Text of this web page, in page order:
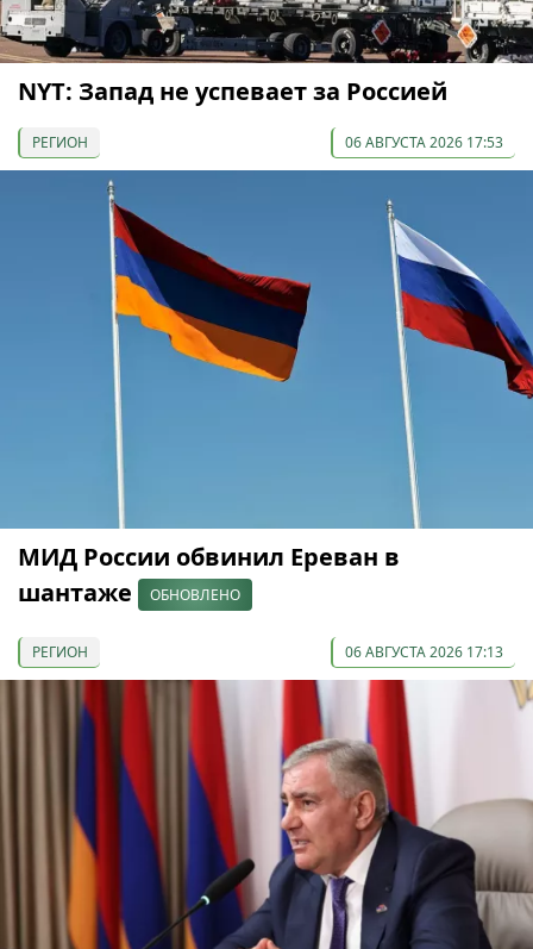
NYT: Запад не успевает за Россией
РЕГИОН 06 АВГУСТА 2026 17:53
МИД России обвинил Ереван в
шантаже
ОБНОВЛЕНО
РЕГИОН 06 АВГУСТА 2026 17:13